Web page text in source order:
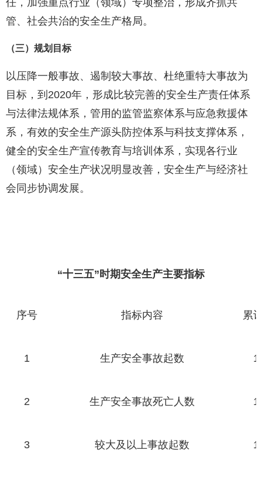
任，加强重点行业（领域）专项整治，形成齐抓共
管、社会共治的安全生产格局。
（三）规划目标
以压降一般事故、遏制较大事故、杜绝重特大事故为
目标，到2020年，形成比较完善的安全生产责任体系
与法律法规体系，管用的监管监察体系与应急救援体
系，有效的安全生产源头防控体系与科技支撑体系，
健全的安全生产宣传教育与培训体系，实现各行业
（领域）安全生产状况明显改善，安全生产与经济社
会同步协调发展。
“十三五”时期安全生产主要指标
序号 指标内容 累
1 生产安全事故起数
2 生产安全事故死亡人数
3 较大及以上事故起数